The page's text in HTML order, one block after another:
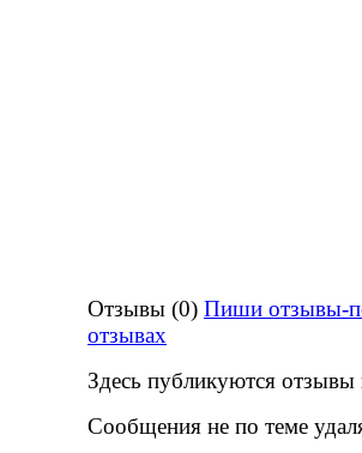
Отзывы (0) Пиши отзывы-
отзывах
Здесь публикуются отзывы
Сообщения не по теме